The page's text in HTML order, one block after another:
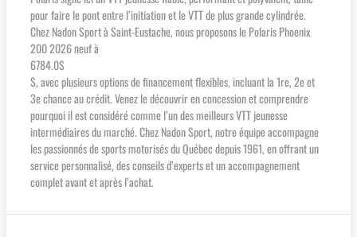
pour faire le pont entre l’initiation et le VTT de plus grande cylindrée.
Chez Nadon Sport à Saint-Eustache, nous proposons le Polaris Phoenix
200 2026 neuf à
6784.0$
$, avec plusieurs options de financement flexibles, incluant la 1re, 2e et
3e chance au crédit. Venez le découvrir en concession et comprendre
pourquoi il est considéré comme l’un des meilleurs VTT jeunesse
intermédiaires du marché. Chez Nadon Sport, notre équipe accompagne
les passionnés de sports motorisés du Québec depuis 1961, en offrant un
service personnalisé, des conseils d’experts et un accompagnement
complet avant et après l’achat.